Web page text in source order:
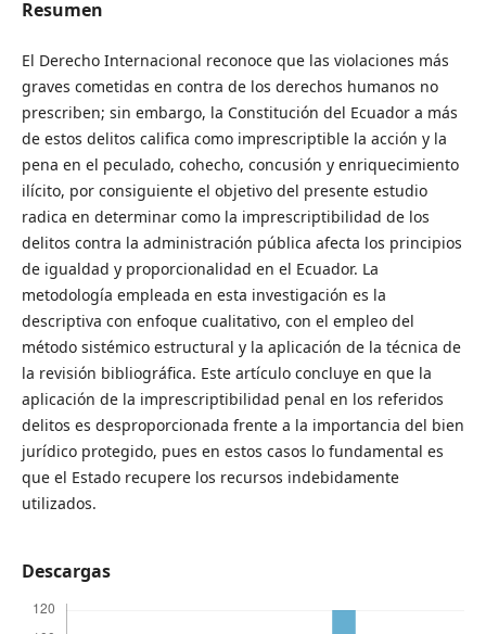
Resumen
El Derecho Internacional reconoce que las violaciones más
graves cometidas en contra de los derechos humanos no
prescriben; sin embargo, la Constitución del Ecuador a más
de estos delitos califica como imprescriptible la acción y la
pena en el peculado, cohecho, concusión y enriquecimiento
ilícito, por consiguiente el objetivo del presente estudio
radica en determinar como la imprescriptibilidad de los
delitos contra la administración pública afecta los principios
de igualdad y proporcionalidad en el Ecuador. La
metodología empleada en esta investigación es la
descriptiva con enfoque cualitativo, con el empleo del
método sistémico estructural y la aplicación de la técnica de
la revisión bibliográfica. Este artículo concluye en que la
aplicación de la imprescriptibilidad penal en los referidos
delitos es desproporcionada frente a la importancia del bien
jurídico protegido, pues en estos casos lo fundamental es
que el Estado recupere los recursos indebidamente
utilizados.
Descargas